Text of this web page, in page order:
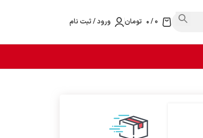
0
/۰ تومان ورود / ثبت نام